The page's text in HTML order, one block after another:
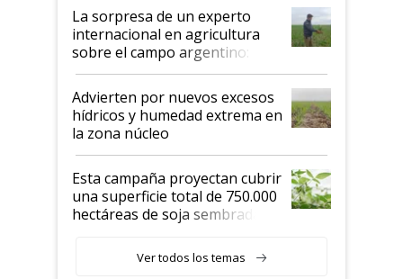
La sorpresa de un experto
internacional en agricultura
sobre el campo argentino:
"Estoy muy impresionado"
Advierten por nuevos excesos
hídricos y humedad extrema en
la zona núcleo
Esta campaña proyectan cubrir
una superficie total de 750.000
hectáreas de soja sembradas
variedades que marcan un
salto tecnológico en genética y
Ver todos los temas